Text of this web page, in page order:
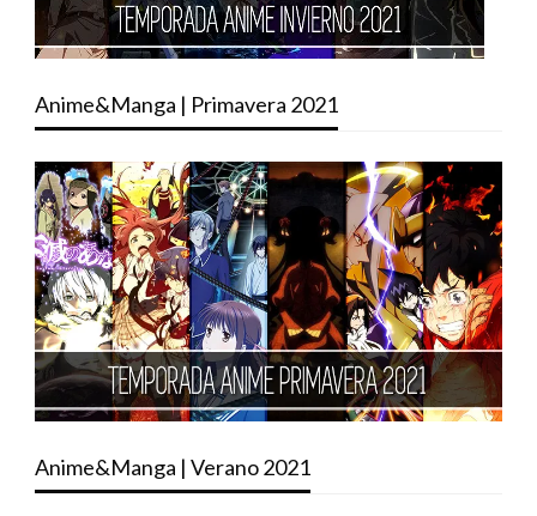
Anime&Manga | Primavera 2021
Anime&Manga | Verano 2021